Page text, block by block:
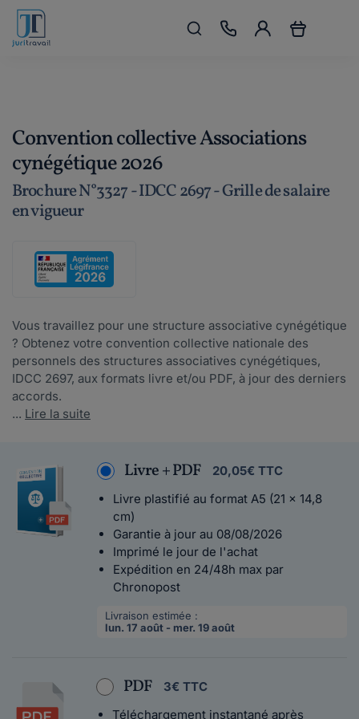
Convention collective Associations
cynégétique 2026
Brochure N°3327 - IDCC 2697 - Grille de salaire
en vigueur
Vous travaillez pour une structure associative cynégétique
? Obtenez votre convention collective nationale des
personnels des structures associatives cynégétiques,
IDCC 2697, aux formats livre et/ou PDF, à jour des derniers
accords.
... Lire la suite
Livre + PDF
20,05€ TTC
Livre plastifié au format A5 (21 x 14,8
cm)
Garantie à jour au 08/08/2026
Imprimé le jour de l'achat
Expédition en 24/48h max par
Chronopost
Livraison estimée :
lun. 17 août - mer. 19 août
PDF
3€ TTC
Téléchargement instantané après